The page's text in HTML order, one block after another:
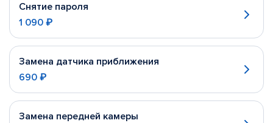
Снятие пароля
1 090 ₽
Замена датчика приближения
690 ₽
Замена передней камеры